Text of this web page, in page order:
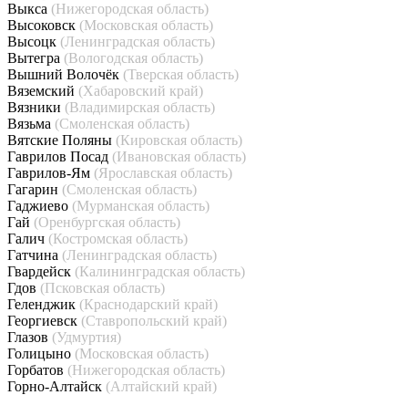
Выкса (Нижегородская область)
Высоковск (Московская область)
Высоцк (Ленинградская область)
Вытегра (Вологодская область)
Вышний Волочёк (Тверская область)
Вяземский (Хабаровский край)
Вязники (Владимирская область)
Вязьма (Смоленская область)
Вятские Поляны (Кировская область)
Гаврилов Посад (Ивановская область)
Гаврилов-Ям (Ярославская область)
Гагарин (Смоленская область)
Гаджиево (Мурманская область)
Гай (Оренбургская область)
Галич (Костромская область)
Гатчина (Ленинградская область)
Гвардейск (Калининградская область)
Гдов (Псковская область)
Геленджик (Краснодарский край)
Георгиевск (Ставропольский край)
Глазов (Удмуртия)
Голицыно (Московская область)
Горбатов (Нижегородская область)
Горно-Алтайск (Алтайский край)